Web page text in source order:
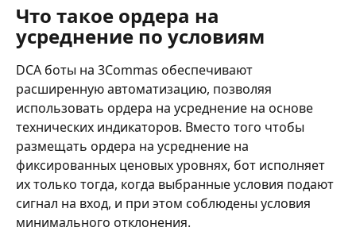
Что такое ордера на
усреднение по условиям
DCA боты на 3Commas обеспечивают
расширенную автоматизацию, позволяя
использовать ордера на усреднение на основе
технических индикаторов. Вместо того чтобы
размещать ордера на усреднение на
фиксированных ценовых уровнях, бот исполняет
их только тогда, когда выбранные условия подают
сигнал на вход, и при этом соблюдены условия
минимального отклонения.